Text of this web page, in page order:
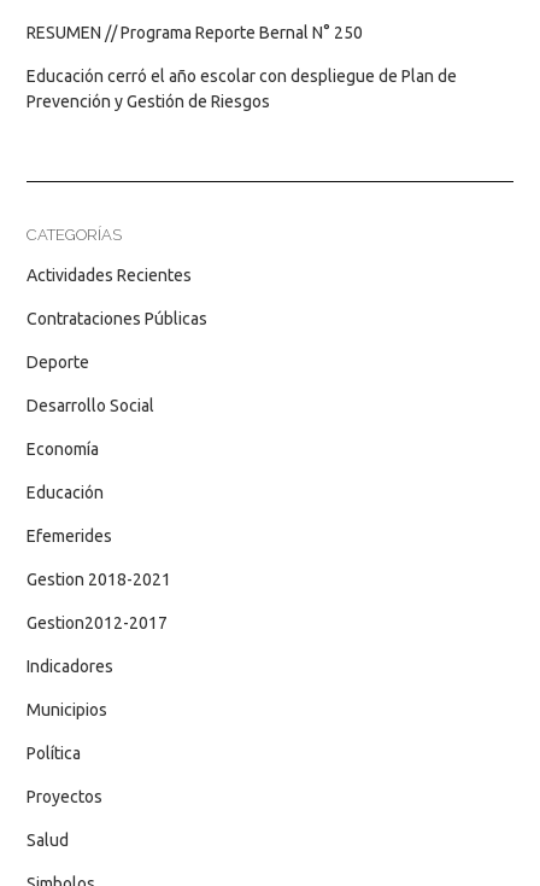
RESUMEN // Programa Reporte Bernal N° 250
Educación cerró el año escolar con despliegue de Plan de
Prevención y Gestión de Riesgos
CATEGORÍAS
Actividades Recientes
Contrataciones Públicas
Deporte
Desarrollo Social
Economía
Educación
Efemerides
Gestion 2018-2021
Gestion2012-2017
Indicadores
Municipios
Política
Proyectos
Salud